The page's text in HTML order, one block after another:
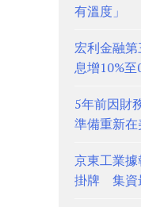
有溫度」
宏利金融
息增10%至
5年前因財
準備重新
京東工業
掛牌 集資